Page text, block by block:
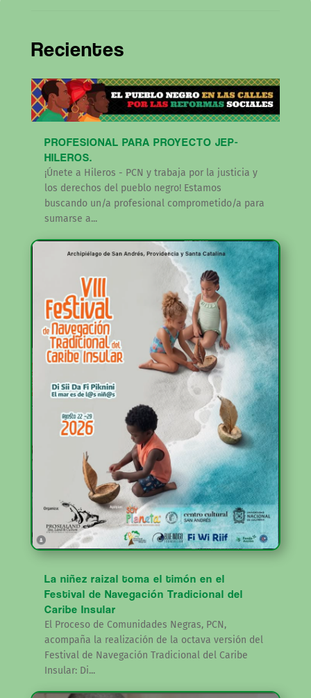
Recientes
PROFESIONAL PARA PROYECTO JEP-
HILEROS.
¡Únete a Hileros - PCN y trabaja por la justicia y
los derechos del pueblo negro! Estamos
buscando un/a profesional comprometido/a para
sumarse a...
La niñez raizal toma el timón en el
Festival de Navegación Tradicional del
Caribe Insular
El Proceso de Comunidades Negras, PCN,
acompaña la realización de la octava versión del
Festival de Navegación Tradicional del Caribe
Insular: Di...